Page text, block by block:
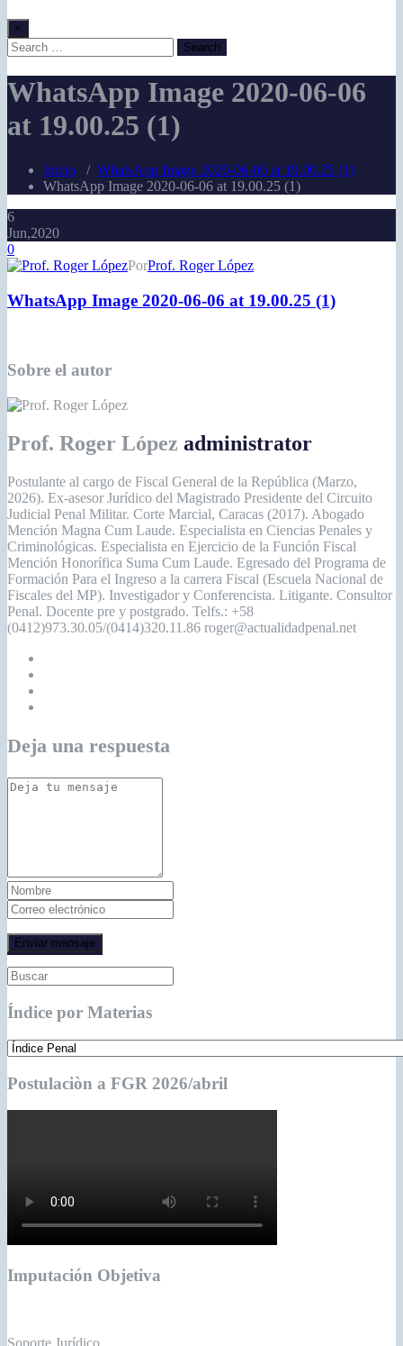
×
WhatsApp Image 2020-06-06
at 19.00.25 (1)
Inicio / WhatsApp Image 2020-06-06 at 19.00.25 (1)
WhatsApp Image 2020-06-06 at 19.00.25 (1)
6
Jun,2020
0
PorProf. Roger López
WhatsApp Image 2020-06-06 at 19.00.25 (1)
Sobre el autor
Prof. Roger López administrator
Postulante al cargo de Fiscal General de la República (Marzo,
2026). Ex-asesor Jurídico del Magistrado Presidente del Circuito
Judicial Penal Militar. Corte Marcial, Caracas (2017). Abogado
Mención Magna Cum Laude. Especialista en Ciencias Penales y
Criminológicas. Especialista en Ejercicio de la Función Fiscal
Mención Honorífica Suma Cum Laude. Egresado del Programa de
Formación Para el Ingreso a la carrera Fiscal (Escuela Nacional de
Fiscales del MP). Investigador y Conferencista. Litigante. Consultor
Penal. Docente pre y postgrado. Telfs.: +58
(0412)973.30.05/(0414)320.11.86 roger@actualidadpenal.net
Deja una respuesta
Índice por Materias
Postulaciòn a FGR 2026/abril
Imputación Objetiva
Soporte Jurídico